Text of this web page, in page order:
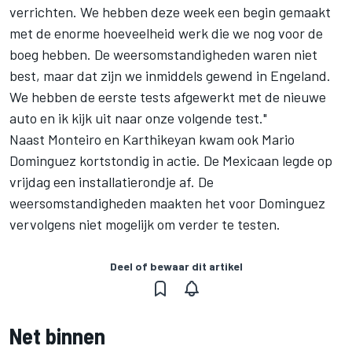
verrichten. We hebben deze week een begin gemaakt
met de enorme hoeveelheid werk die we nog voor de
boeg hebben. De weersomstandigheden waren niet
best, maar dat zijn we inmiddels gewend in Engeland.
We hebben de eerste tests afgewerkt met de nieuwe
auto en ik kijk uit naar onze volgende test."
Naast Monteiro en Karthikeyan kwam ook Mario
Dominguez kortstondig in actie. De Mexicaan legde op
vrijdag een installatierondje af. De
weersomstandigheden maakten het voor Dominguez
vervolgens niet mogelijk om verder te testen.
Deel of bewaar dit artikel
Net binnen